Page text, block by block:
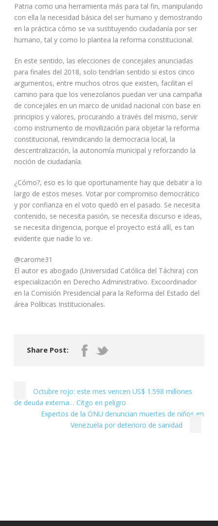
Patria como una herramienta más para tal fin, manipulando
con ella la necesidad básica del ser humano y demostrando
en la práctica cómo se va sustituyendo ciudadanía por ser
humano, tal y como lo plantea la reforma constitucional.
En este sentido, las elecciones de concejales anunciadas
para finales del 2018, solo tendrían sentido si estos cinco
argumentos, entre muchos otros que existen, facilitan el
camino para que los venezolanos puedan ver una campaña
de concejales en un marco de unidad nacional con base en
principios y valores, procurando a través del mismo, servir
como instrumento de movilización para objetar la reforma
constitucional, reivindicando la democracia local, la
descentralización, la autonomía municipal y reforzando la
noción de ciudadanía.
¿Cómo?, eso es lo que oportunamente hay que debatir a lo
largo de estos meses. Votar por compromiso democrático
y por confianza en el voto quedó en el pasado. Se necesita
contenido, se necesita pasión, se necesita discurso e ideas,
se necesita dirigencia, porque el proyecto está allí, es tan
evidente que nadie lo ve.
@carome31
El autor es abogado (Universidad Católica del Táchira) con
especialización en Derecho Administrativo. Excoordinador
en la Comisión Presidencial para la Reforma del Estado del
área Políticas Institucionales.
Share Post:
Octubre rojo: este mes vencen US$ 1.598 millones
de deuda externa… Citgo en peligro
Expertos de la ONU denuncian muertes de niños en
Venezuela por deterioro de sanidad